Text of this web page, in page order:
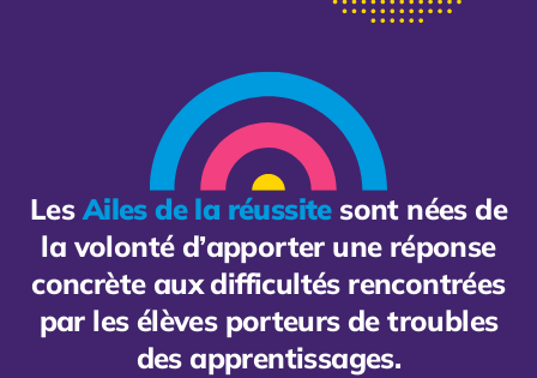
LesAiles de la réussitesont nées de
la volonté d’apporter une réponse
concrète aux difficultés rencontrées
par les élèves porteurs de troubles
des apprentissages.